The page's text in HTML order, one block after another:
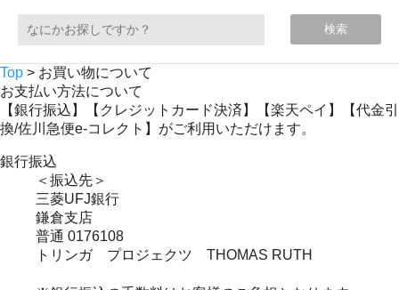
検索
Top > お買い物について
お支払い方法について
【銀行振込】【クレジットカード決済】【楽天ペイ】【代金引
換/佐川急便e-コレクト】がご利用いただけます。
銀行振込
＜振込先＞
三菱UFJ銀行
鎌倉支店
普通 0176108
トリンガ プロジェクツ THOMAS RUTH